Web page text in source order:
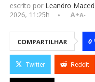
escrito por Leandro
2026, 11:25h
A+A-
COMPARTILHAR 0
Twitter Reddit